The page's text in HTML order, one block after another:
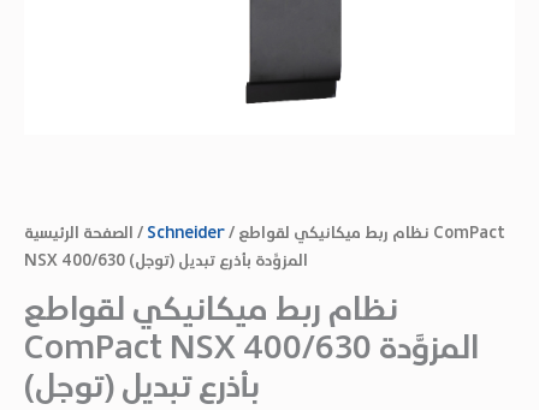
الصفحة الرئيسية / Schneider/ نظام ربط ميكانيكي لقواطع ComPact
NSX 400/630 المزوَّدة بأذرع تبديل (توجل)
نظام ربط ميكانيكي لقواطع
ComPact NSX 400/630 المزوَّدة
بأذرع تبديل (توجل)